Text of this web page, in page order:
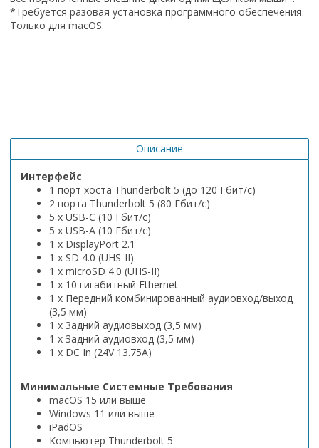
*Требуется разовая установка программного обеспечения.
Только для macOS.
Описание
Интерфейс
1 порт хоста Thunderbolt 5 (до 120 Гбит/с)
2 порта Thunderbolt 5 (80 Гбит/с)
5 x USB-C (10 Гбит/с)
5 x USB-A (10 Гбит/с)
1 x DisplayPort 2.1
1 x SD 4.0 (UHS-II)
1 x microSD 4.0 (UHS-II)
1 x 10 гигабитный Ethernet
1 x Передний комбинированный аудиовход/выход
(3,5 мм)
1 x Задний аудиовыход (3,5 мм)
1 x Задний аудиовход (3,5 мм)
1 x DC In (24V 13.75A)
Минимальные Системные Требования
macOS 15 или выше
Windows 11 или выше
iPadOS
Компьютер Thunderbolt 5